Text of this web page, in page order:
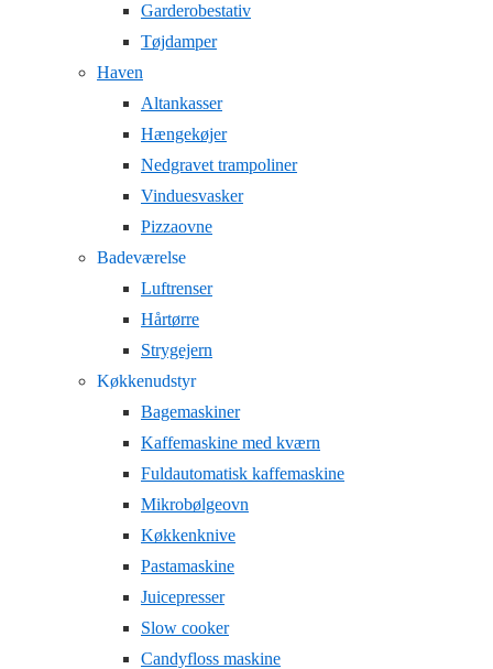
Garderobestativ
Tøjdamper
Haven
Altankasser
Hængekøjer
Nedgravet trampoliner
Vinduesvasker
Pizzaovne
Badeværelse
Luftrenser
Hårtørre
Strygejern
Køkkenudstyr
Bagemaskiner
Kaffemaskine med kværn
Fuldautomatisk kaffemaskine
Mikrobølgeovn
Køkkenknive
Pastamaskine
Juicepresser
Slow cooker
Candyfloss maskine